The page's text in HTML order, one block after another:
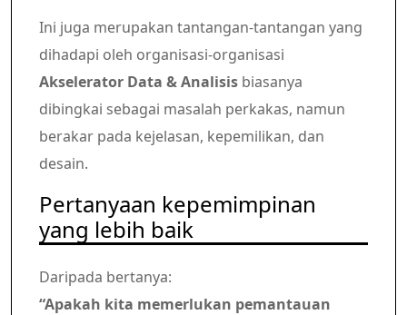
Ini juga merupakan tantangan-tantangan yang
dihadapi oleh organisasi-organisasi
Akselerator Data & Analisis biasanya
dibingkai sebagai masalah perkakas, namun
berakar pada kejelasan, kepemilikan, dan
desain.
Pertanyaan kepemimpinan
yang lebih baik
Daripada bertanya:
“Apakah kita memerlukan pemantauan